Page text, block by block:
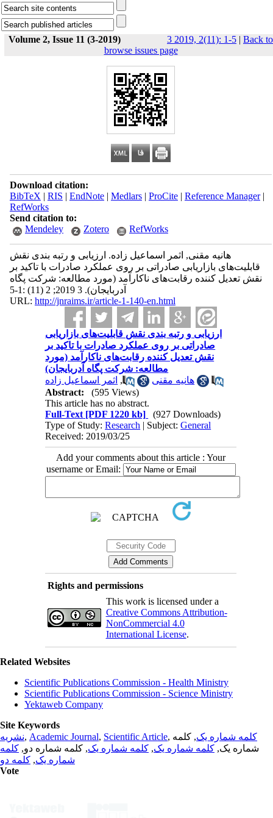
Volume 2, Issue 11 (3-2019) 3 2019, 2(11): 1-5 | Back to
browse issues page
Download citation:
BibTeX | RIS | EndNote| Medlars| ProCite| Reference Manager|
RefWorks
Send citation to:
Mendeley
Zotero RefWorks
هانیه مقنی, اثمر اسماعیل زاده. ارزیابی و رتبه بندی نقش
قابلیت‌های بازاریابی صادراتی بر روی عملکرد صادرات با تاکید بر
نقش تعدیل کننده رقابت‌های ناکارآمد (مورد مطالعه: شرکت پگاه
آدربایجان). 3 2019; 2 (11) :1-5
URL: http://jnraims.ir/article-1-140-en.html
ارزیابی و رتبه بندی نقش قابلیت‌های بازاریابی
صادراتی بر روی عملکرد صادرات با تاکید بر
نقش تعدیل کننده رقابت‌های ناکارآمد (مورد
مطالعه: شرکت پگاه آدربایجان)
هانیه مقنی
, اثمر اسماعیل زاده
Abstract:
(595 Views)
This article has no abstract.
Full-Text [PDF 1220 kb]
(927 Downloads)
Type of Study:Research | Subject:General
Received: 2019/03/25
Add your comments about this article : Your
username or Email:
Rights and permissions
This work is licensed under a
Creative Commons Attribution-
NonCommercial 4.0
International License.
Related Websites
Scientific Publications Commission - Health Ministry
Scientific Publications Commission - Science Ministry
Yektaweb Company
Site Keywords
نشریه, Academic Journal, Scientific Article, کلمه شماره یک, کلمه
شماره یک, کلمه شماره یک, کلمه شماره یک, کلمه شماره دو, کلمه
شماره یک, کلمه دو
Vote